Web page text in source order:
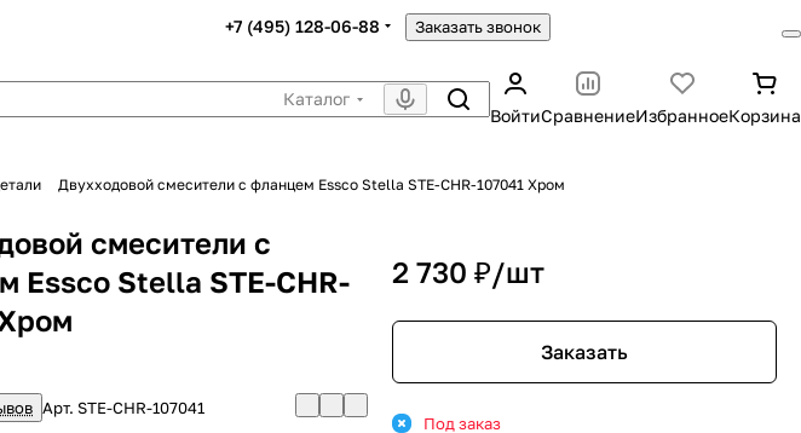
+7 (495) 128-06-88 Заказать звонок
Каталог
ВойтиСравнениеИзбранноеКорзина
Двухходовой смесители с фланцем Essco Stella STE-CHR-107041 Хром
смесители с
Essco Stella STE-CHR-
Арт. STE-CHR-107041
2 730 ₽/шт
Заказать
Под заказ